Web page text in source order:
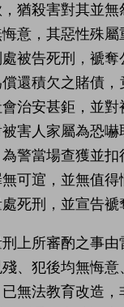
猶殺害對其並
意，其惡性殊
被告死刑，褫
還積欠之賭債
治安甚鉅，並
害人家屬為恐
警當場查獲並
可逭，並無值
死刑，並宣告褫
上所審酌之事
、犯後均無悔
無法教育改造